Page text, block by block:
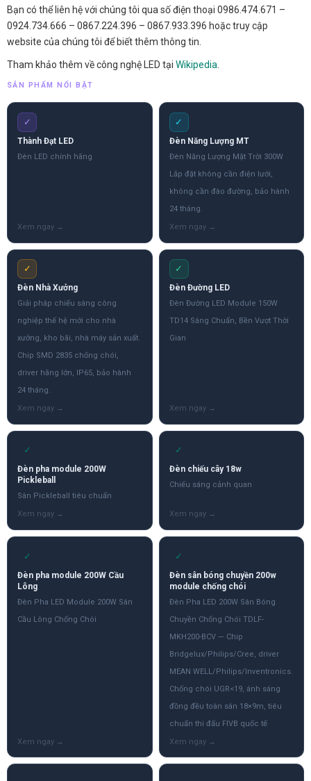
Bạn có thể liên hệ với chúng tôi qua số điện thoại 0986.474.671 –
0924.734.666 – 0867.224.396 – 0867.933.396 hoặc truy cập
website của chúng tôi để biết thêm thông tin.
Tham khảo thêm về công nghệ LED tại Wikipedia.
SẢN PHẨM NỔI BẬT
✓
Thành Đạt LED
Đèn LED chính hãng
✓
Đèn Năng Lượng MT
Đèn Năng Lượng Mặt Trời 300W
Lắp đặt không cần điện lưới,
không cần đào đường, bảo hành
24 tháng.
✓
Đèn Nhà Xưởng
Giải pháp chiếu sáng công
nghiệp thế hệ mới cho nhà
xưởng, kho bãi, nhà máy sản xuất.
Chip SMD 2835 chống chói,
driver hãng lớn, IP65, bảo hành
24 tháng.
✓
Đèn Đường LED
Đèn Đường LED Module 150W
TD14 Sáng Chuẩn, Bền Vượt Thời
Gian
✓
Đèn pha module 200W
Pickleball
Sân Pickleball tiêu chuẩn
✓
Đèn chiếu cây 18w
Chiếu sáng cảnh quan
✓
Đèn pha module 200W Cầu
Lông
Đèn Pha LED Module 200W Sân
Cầu Lông Chống Chói
✓
Đèn sân bóng chuyền 200w
module chống chói
Đèn Pha LED 200W Sân Bóng
Chuyền Chống Chói TDLF-
MKH200-BCV — Chip
Bridgelux/Philips/Cree, driver
MEAN WELL/Philips/Inventronics.
Chống chói UGR<19, ánh sáng
đồng đều toàn sân 18×9m, tiêu
chuẩn thi đấu FIVB quốc tế